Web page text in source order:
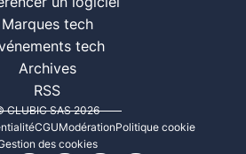
Marques tech
tech
Archives
RSS
CLUBIC SAS 2026
CGUModérationPolitique cookie
des cookies